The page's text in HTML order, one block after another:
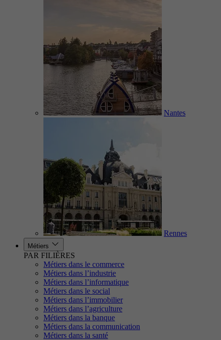
Nantes
Rennes
Métiers
PAR FILIÈRES
Métiers dans le commerce
Métiers dans l’industrie
Métiers dans l’informatique
Métiers dans le social
Métiers dans l’immobilier
Métiers dans l’agriculture
Métiers dans la banque
Métiers dans la communication
Métiers dans la santé